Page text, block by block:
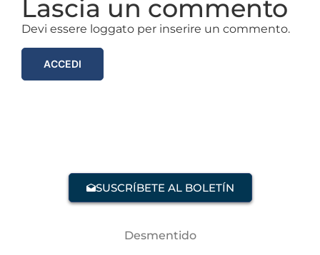
Lascia un commento
Devi essere loggato per inserire un commento.
ACCEDI
SUSCRÍBETE AL BOLETÍN
Desmentido